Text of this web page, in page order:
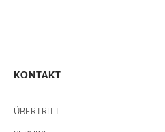
KONTAKT
ÜBERTRITT